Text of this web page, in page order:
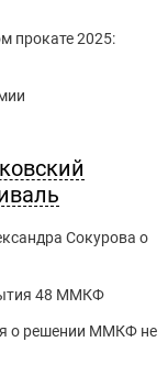
прокате 2025:
Сокурова о
48 ММКФ
о решении ММКФ не